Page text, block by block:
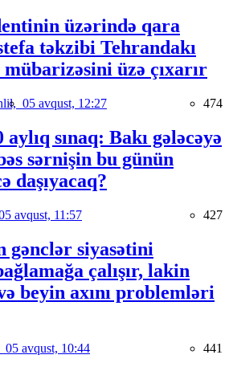
üzərində qara
təkzibi Tehrandakı
üzə çıxarır
05 avqust, 12:27 474
sınaq: Bakı gələcəyə
sərnişin bu günün
daşıyacaq?
avqust, 11:57 427
gənclər siyasətini
çalışır, lakin
beyin axını problemləri
05 avqust, 10:44 441